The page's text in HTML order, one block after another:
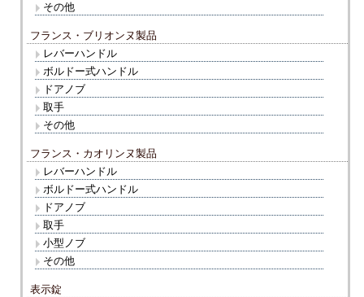
その他
フランス・ブリオンヌ製品
レバーハンドル
ボルドー式ハンドル
ドアノブ
取手
その他
フランス・カオリンヌ製品
レバーハンドル
ボルドー式ハンドル
ドアノブ
取手
小型ノブ
その他
表示錠